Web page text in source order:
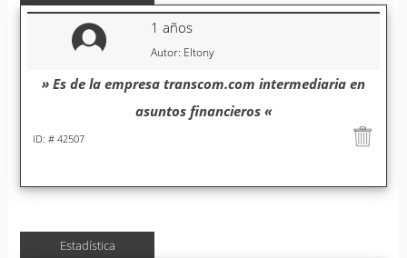
Autor: Eltony
1 años
ID: # 42507
» Es de la empresa transcom.com intermediaria en
asuntos financieros «
Estadística